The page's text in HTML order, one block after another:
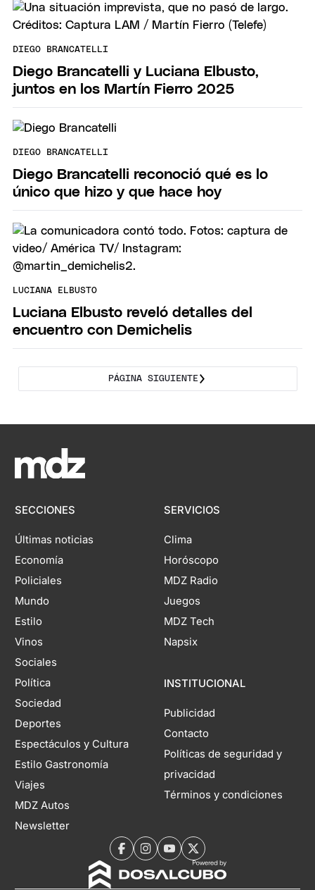
DIEGO BRANCATELLI
Diego Brancatelli y Luciana Elbusto,
juntos en los Martín Fierro 2025
DIEGO BRANCATELLI
Diego Brancatelli reconoció qué es lo
único que hizo y que hace hoy
LUCIANA ELBUSTO
Luciana Elbusto reveló detalles del
encuentro con Demichelis
PÁGINA SIGUIENTE
SECCIONES
Últimas noticias
Economía
Policiales
Mundo
Estilo
Vinos
Sociales
Política
Sociedad
Deportes
Espectáculos y Cultura
Estilo Gastronomía
Viajes
MDZ Autos
Newsletter
SERVICIOS
Clima
Horóscopo
MDZ Radio
Juegos
MDZ Tech
Napsix
INSTITUCIONAL
Publicidad
Contacto
Políticas de seguridad y
privacidad
Términos y condiciones